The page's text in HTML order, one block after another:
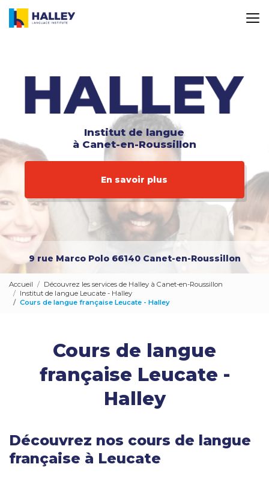
contenu
Institut de langue
à Canet-en-Roussillon
En savoir plus
9 rue Marco Polo 66140 Canet-en-Roussillon
Accueil
Découvrez les services de Halley à Canet-en-Roussillon
Institut de langue Leucate - Halley
Cours de langue française Leucate - Halley
Cours de langue
française Leucate -
Halley
Découvrez nos cours de langue
française à Leucate